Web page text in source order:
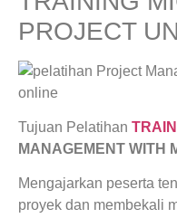
PROJECT
Tujuan Pelatihan
MANAGEMENT WITH
Mengajarkan peserta
proyek dan membekali